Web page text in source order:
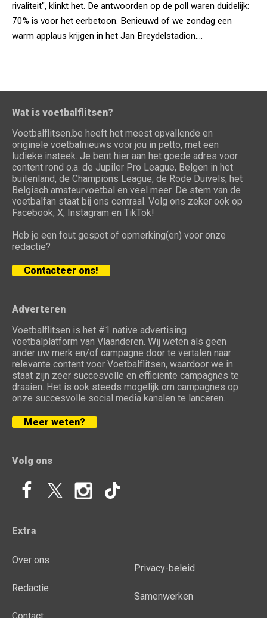
rivaliteit", klinkt het. De antwoorden op de poll waren duidelijk:
70% is voor het eerbetoon. Benieuwd of we zondag een
warm applaus krijgen in het Jan Breydelstadion....
Wat is voetbalflitsen?
Voetbalflitsen.be heeft het meest opvallende en
originele voetbalnieuws voor jou in petto, met een
ludieke insteek. Je bent hier aan het goede adres voor
content rond o.a. de Jupiler Pro League, Belgen in het
buitenland, de Champions League, de Rode Duivels, het
Belgisch amateurvoetbal en veel meer. De stem van de
voetbalfan staat bij ons centraal. Volg ons zeker ook op
Facebook, X, Instagram en TikTok!
Heb je een fout gespot of opmerking(en) voor onze
redactie?
Contacteer ons!
Adverteren
Voetbalflitsen is het #1 native advertising
voetbalplatform van Vlaanderen. Wij weten als geen
ander uw merk en/of campagne door te vertalen naar
relevante content voor Voetbalflitsen, waardoor we in
staat zijn zeer succesvolle en efficiënte campagnes te
draaien. Het is ook steeds mogelijk om campagnes op
onze succesvolle social media kanalen te lanceren.
Meer weten?
Volg ons
Extra
Over ons
Redactie
Privacy-beleid
Samenwerken